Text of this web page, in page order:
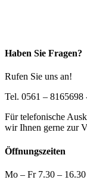
Haben Sie Fragen?
Rufen Sie uns an!
Tel. 0561 – 8165698
Für telefonische
wir Ihnen gerne zur
Öffnungszeiten
Mo – Fr 7.30 –